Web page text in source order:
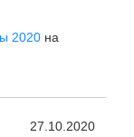
2020 на
27.10.2020